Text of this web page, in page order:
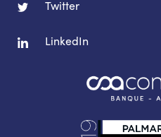
Twitter
LinkedIn